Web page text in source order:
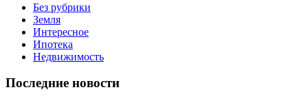
Без рубрики
Земля
Интересное
Ипотека
Недвижимость
Последние новости